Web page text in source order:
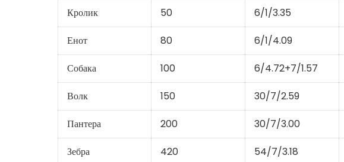
Кролик 50 6/1/3.35
Енот 80 6/1/4.09
Собака 100 6/4.72+7/1.57
Волк 150 30/7/2.59
Пантера 200 30/7/3.00
Зебра 420 54/7/3.18